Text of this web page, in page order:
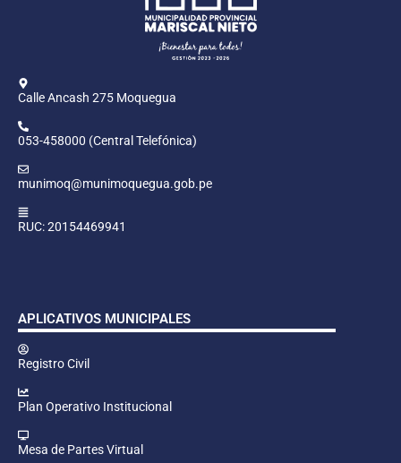
Calle Ancash 275 Moquegua
053-458000 (Central Telefónica)
munimoq@munimoquegua.gob.pe
RUC: 20154469941
APLICATIVOS MUNICIPALES
Registro Civil
Plan Operativo Institucional
Mesa de Partes Virtual